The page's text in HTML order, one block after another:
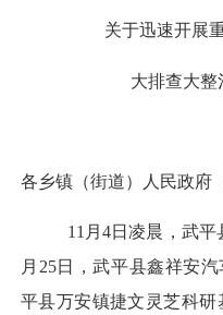
关于迅速开展
大排查大整
各乡镇（街道）人民政府
11月4日凌晨，武
月25日，武平县鑫祥安
平县万安镇捷文灵芝科